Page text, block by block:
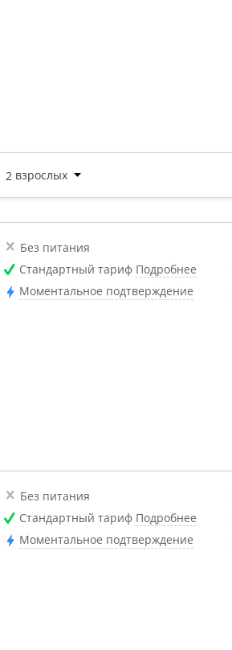
Без питания
Стандартный тариф Подробнее
Моментальное подтверждение
Без питания
Стандартный тариф Подробнее
Моментальное подтверждение